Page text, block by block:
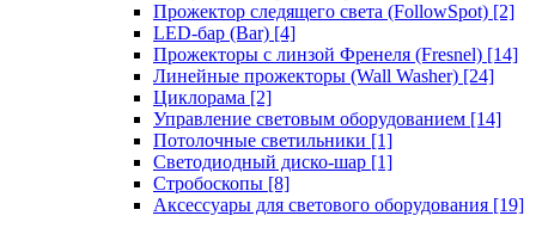
Прожектор следящего света (FollowSpot) [2]
LED-бар (Bar) [4]
Прожекторы с линзой Френеля (Fresnel) [14]
Линейные прожекторы (Wall Washer) [24]
Циклорама [2]
Управление световым оборудованием [14]
Потолочные светильники [1]
Светодиодный диско-шар [1]
Стробоскопы [8]
Аксессуары для светового оборудования [19]